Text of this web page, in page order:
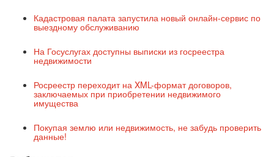
Кадастровая палата запустила новый онлайн-сервис по
выездному обслуживанию
На Госуслугах доступны выписки из госреестра
недвижимости
Росреестр переходит на XML-формат договоров,
заключаемых при приобретении недвижимого
имущества
Покупая землю или недвижимость, не забудь проверить
данные!